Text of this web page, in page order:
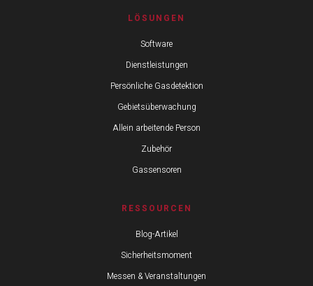
LÖSUNGEN
Software
Dienstleistungen
Persönliche Gasdetektion
Gebietsüberwachung
Allein arbeitende Person
Zubehör
Gassensoren
RESSOURCEN
Blog-Artikel
Sicherheitsmoment
Messen & Veranstaltungen